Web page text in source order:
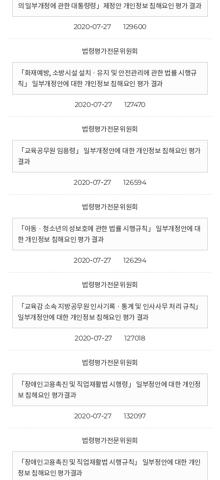
의 일부개정에 관한 대통령령」제정안 개인정보 침해요인 평가 결과
2020-07-27 129600
법령평가전문위원회
「화재예방, 소방시설 설치 · 유지 및 안전관리에 관한 법률 시행규
칙」 일부개정안에 대한 개인정보 침해요인 평가 결과
2020-07-27 127470
법령평가전문위원회
「교육공무원 임용령」 일부개정안에 대한 개인정보 침해요인 평가
결과
2020-07-27 126594
법령평가전문위원회
「아동 · 청소년의 성보호에 관한 법률 시행규칙」 일부개정안에 대
한 개인정보 침해요인 평가 결과
2020-07-27 126294
법령평가전문위원회
「교육감 소속 지방공무원 인사기록 · 통계 및 인사사무 처리 규칙」
일부개정안에 대한 개인정보 침해요인 평가 결과
2020-07-27 127018
법령평가전문위원회
「장애인고용촉진 및 직업재활법 시행령」 일부정안에 대한 개인정
보 침해요인 평가결과
2020-07-27 132097
법령평가전문위원회
「장애인고용촉진 및 직업재활법 시행규칙」 일부정안에 대한 개인
정보 침해요인 평가결과